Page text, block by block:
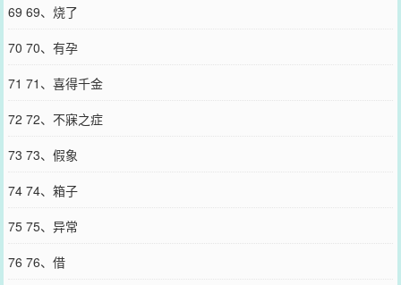
69 69、烧了
70 70、有孕
71 71、喜得千金
72 72、不寐之症
73 73、假象
74 74、箱子
75 75、异常
76 76、借